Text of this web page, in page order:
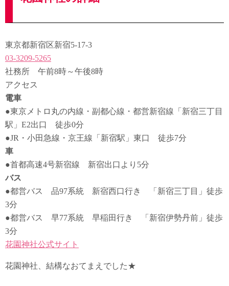
東京都新宿区新宿5-17-3
03-3209-5265
社務所 午前8時～午後8時
アクセス
電車
●東京メトロ丸の内線・副都心線・都営新宿線「新宿三丁目
駅」E2出口 徒歩0分
●JR・小田急線・京王線「新宿駅」東口 徒歩7分
車
●首都高速4号新宿線 新宿出口より5分
バス
●都営バス 品97系統 新宿西口行き 「新宿三丁目」徒歩
3分
●都営バス 早77系統 早稲田行き 「新宿伊勢丹前」徒歩
3分
花園神社公式サイト
花園神社、結構なおてまえでした★